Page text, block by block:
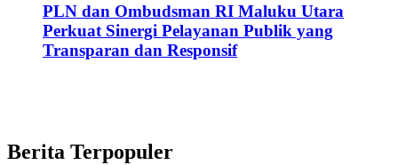
PLN dan Ombudsman RI Maluku Utara
Perkuat Sinergi Pelayanan Publik yang
Transparan dan Responsif
Berita Terpopuler